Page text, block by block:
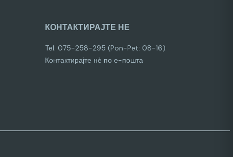
КОНТАКТИРАЈТЕ НЕ
Tel. 075-258-295 (Pon-Pet: 08-16)
Контактирајте нѐ по е-пошта